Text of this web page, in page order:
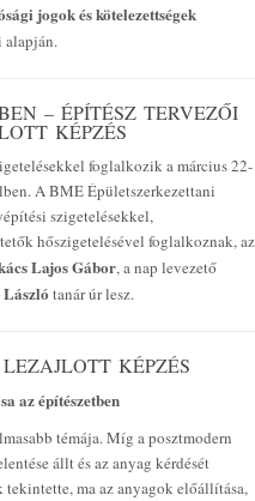
jogok és kötelezettségek
alapján.
– ÉPÍTÉSZ TERVEZŐI
KÉPZÉS
foglalkozik a március 22-
A BME Épületszerkezettani
szigetelésekkel,
hőszigetelésével foglalkoznak, az
Lajos Gábor, a nap levezető
tanár úr lesz.
KÉPZÉS
az építészetben
témája. Míg a posztmodern
állt és az anyag kérdését
tekintette, ma az anyagok előállítása,